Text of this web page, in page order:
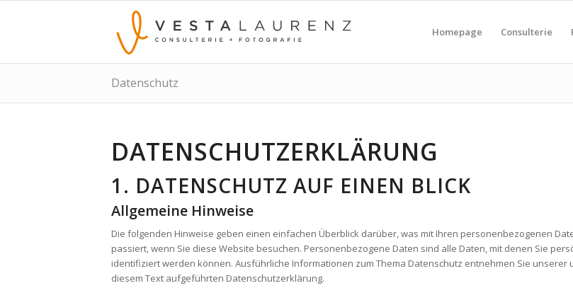
Homepage Consulterie
Datenschutz
DATENSCHUTZ­ERKLÄRUNG
1. DATENSCHUTZ AUF EINEN BLICK
Allgemeine Hinweise
Die folgenden Hinweise geben einen einfachen Überblick darüber, was mit Ihren personenbezogenen
passiert, wenn Sie diese Website besuchen. Personenbezogene Daten sind alle Daten, mit denen Sie
identifiziert werden können. Ausführliche Informationen zum Thema Datenschutz entnehmen Sie unserer
diesem Text aufgeführten Datenschutzerklärung.